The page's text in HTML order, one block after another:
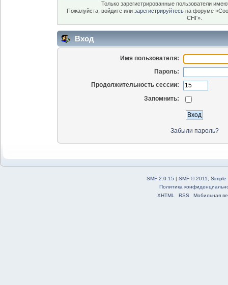
Только зарегистрированные пользователи
Пожалуйста, войдите или зарегистрируйтесь на форуме
СНГ».
Вход
Имя пользователя:
Пароль:
Продолжительность сессии:
Запомнить:
Забыли пароль?
SMF 2.0.15 | SMF © 2011
Simple
Политика
XHTML
RSS Мобильная